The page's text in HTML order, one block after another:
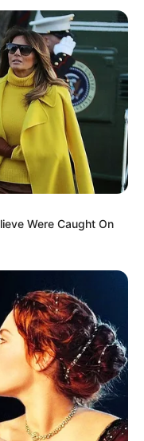
Were Caught On